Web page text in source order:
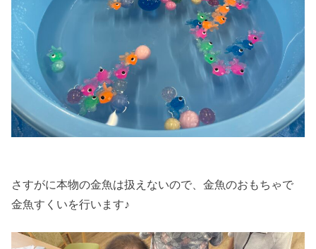
さすがに本物の金魚は扱えないので、金魚のおもちゃで
金魚すくいを行います♪